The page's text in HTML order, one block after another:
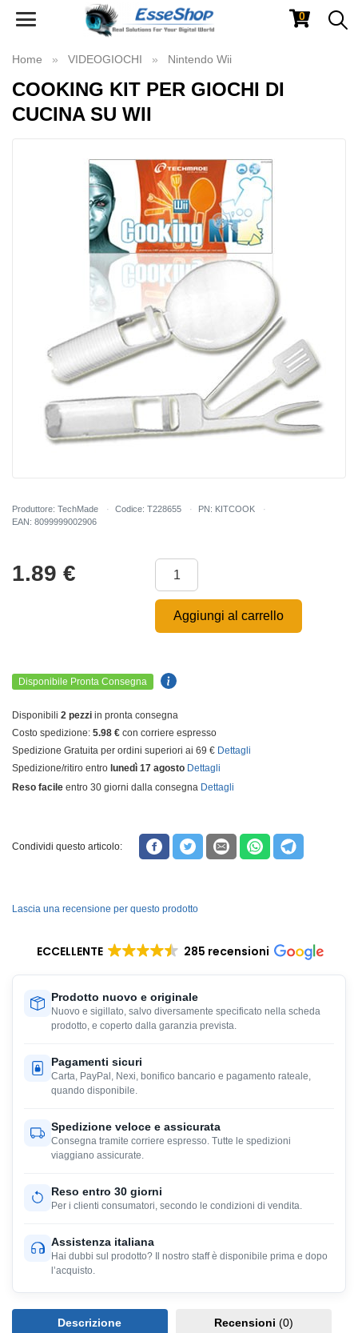
Toggle
0
Home VIDEOGIOCHI Nintendo Wii
COOKING KIT PER GIOCHI DI
CUCINA SU WII
Produttore: TechMade Codice: T228655
PN: KITCOOK
EAN: 8099999002906
1.89 €
Aggiungi al carrello
Disponibile Pronta Consegna
Disponibili 2 pezzi in pronta consegna
Costo spedizione: 5.98 € con corriere espresso
Spedizione Gratuita per ordini superiori ai 69 € Dettagli
Spedizione/ritiro entro lunedì 17 agosto Dettagli
Reso facile entro 30 giorni dalla consegna Dettagli
Condividi questo articolo:
Lascia una recensione per questo prodotto
ECCELLENTE 285 recensioni
Prodotto nuovo e originale
Nuovo e sigillato, salvo diversamente specificato nella scheda
prodotto, e coperto dalla garanzia prevista.
Pagamenti sicuri
Carta, PayPal, Nexi, bonifico bancario e pagamento rateale,
quando disponibile.
Spedizione veloce e assicurata
Consegna tramite corriere espresso. Tutte le spedizioni
viaggiano assicurate.
Reso entro 30 giorni
Per i clienti consumatori, secondo le condizioni di vendita.
Assistenza italiana
Hai dubbi sul prodotto? Il nostro staff è disponibile prima e dopo
l’acquisto.
Descrizione Recensioni (0)